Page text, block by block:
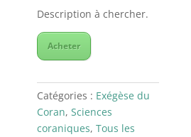
Description à chercher.
Acheter
Catégories : Exégèse du
Coran,Sciences
coraniques,Tous les